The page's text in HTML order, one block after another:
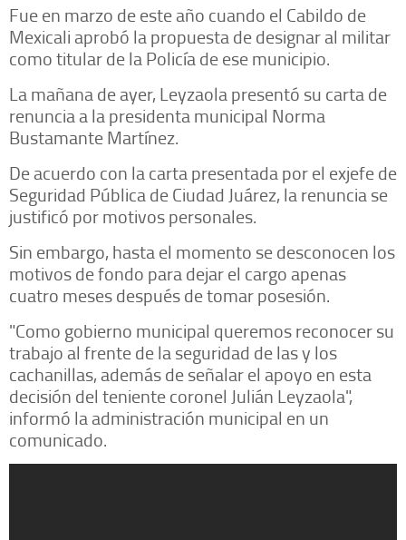
Fue en marzo de este año cuando el Cabildo de
Mexicali aprobó la propuesta de designar al militar
como titular de la Policía de ese municipio.
La mañana de ayer, Leyzaola presentó su carta de
renuncia a la presidenta municipal Norma
Bustamante Martínez.
De acuerdo con la carta presentada por el exjefe de
Seguridad Pública de Ciudad Juárez, la renuncia se
justificó por motivos personales.
Sin embargo, hasta el momento se desconocen los
motivos de fondo para dejar el cargo apenas
cuatro meses después de tomar posesión.
"Como gobierno municipal queremos reconocer su
trabajo al frente de la seguridad de las y los
cachanillas, además de señalar el apoyo en esta
decisión del teniente coronel Julián Leyzaola",
informó la administración municipal en un
comunicado.